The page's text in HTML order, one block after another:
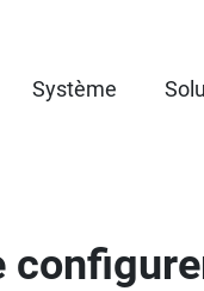
Système